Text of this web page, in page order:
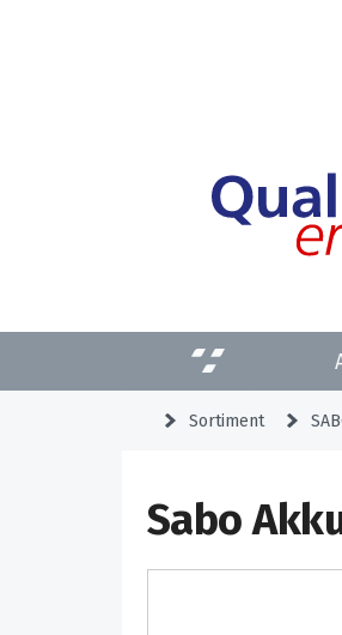
Sortiment
Sabo